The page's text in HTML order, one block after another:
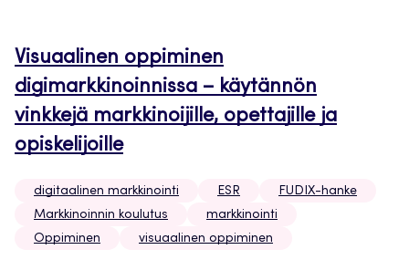
Visuaalinen oppiminen
digimarkkinoinnissa – käytännön
vinkkejä markkinoijille, opettajille ja
opiskelijoille
digitaalinen markkinointi ESR
FUDIX-hanke
Markkinoinnin koulutus
markkinointi
Oppiminen
visuaalinen oppiminen